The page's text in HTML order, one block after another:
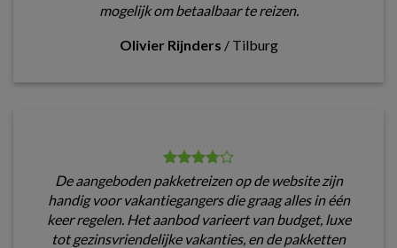
mogelijk om betaalbaar te reizen.
Olivier Rijnders / Tilburg
De aangeboden pakketreizen op de website zijn
handig voor vakantiegangers die graag alles in één
keer regelen. Het aanbod varieert van budget, luxe
tot gezinsvriendelijke vakanties, en de pakketten